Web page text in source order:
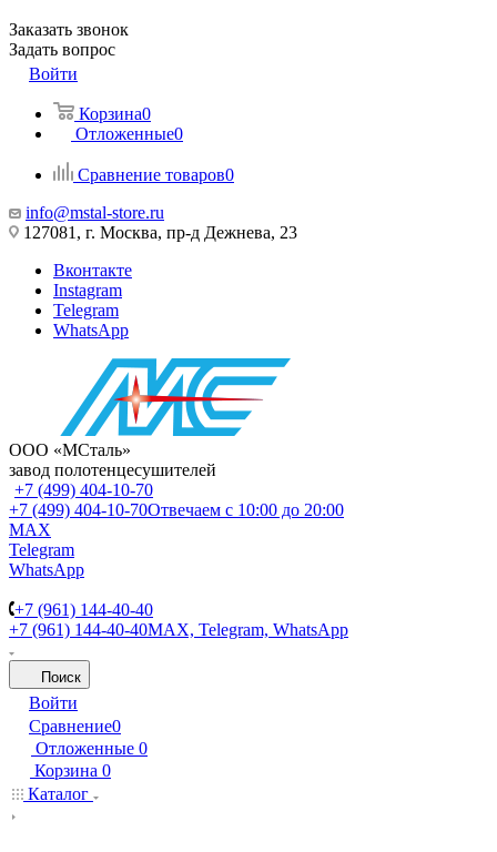
Заказать звонок
Задать вопрос
Войти
Корзина0
Отложенные0
Сравнение товаров0
info@mstal-store.ru
127081, г. Москва, пр-д Дежнева, 23
Вконтакте
Instagram
Telegram
WhatsApp
ООО «МСталь»
завод полотенцесушителей
+7 (499) 404-10-70
+7 (499) 404-10-70Отвечаем с 10:00 до 20:00
MAX
Telegram
WhatsApp
+7 (961) 144-40-40
+7 (961) 144-40-40MAX, Telegram, WhatsApp
Поиск
Войти
Сравнение0
Отложенные 0
Корзина 0
Каталог